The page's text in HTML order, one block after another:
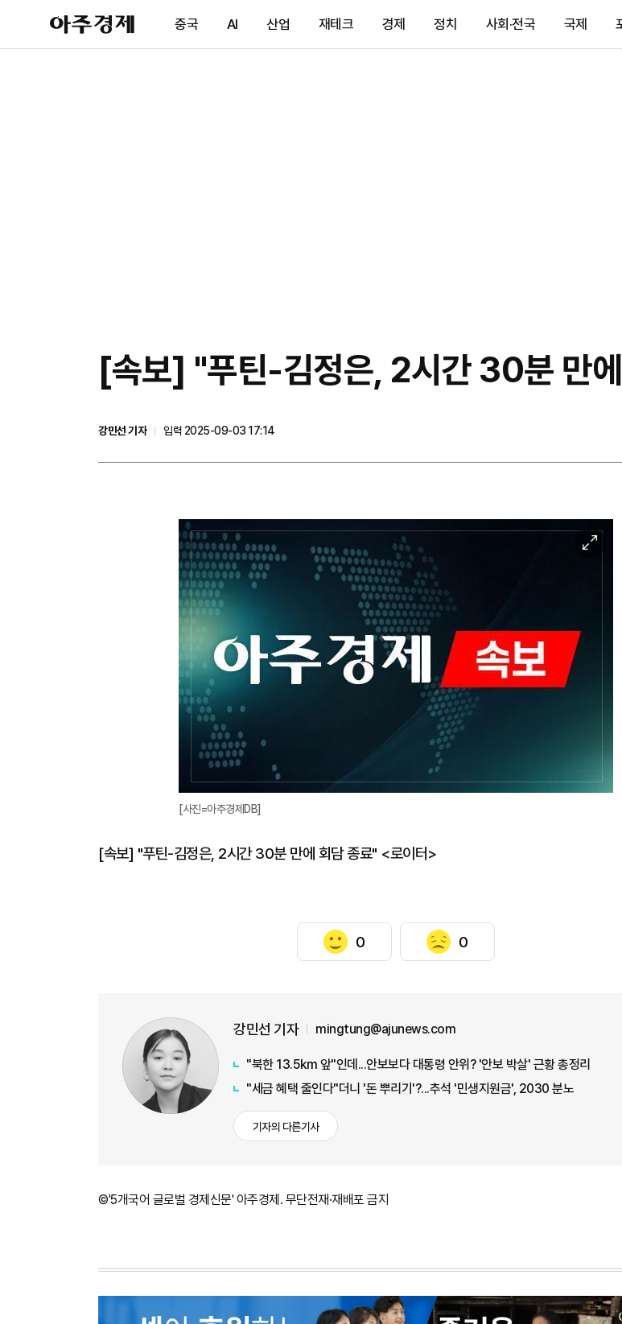
아
주
제
중국 AI 산업 재테크 경제 정치 사회·전국 국제
[속보] "푸틴-김정은, 2시간 30분 만
강민선 기자
입력 2025-09-03 17:14
대
[사진=아주경제DB]
[속보] "푸틴-김정은, 2시간 30분 만에 회담 종료" <로이터>
0 0
강민선 기자 mingtung@ajunews.com
"북한 13.5km 앞"인데...안보보다 대통령 안위? '안보 박살' 근황 총정리
"세금 혜택 줄인다"더니 '돈 뿌리기'?...추석 '민생지원금', 2030 분노
기자의 다른기사
©'5개국어 글로벌 경제신문' 아주경제. 무단전재·재배포 금지